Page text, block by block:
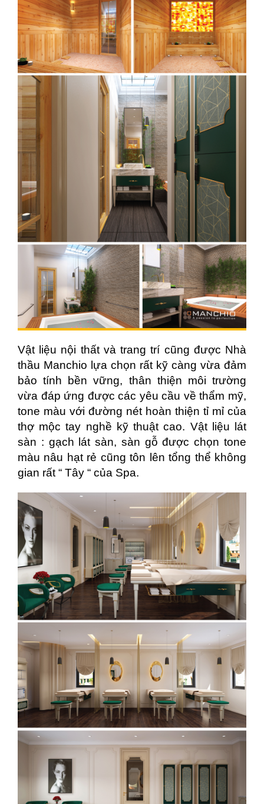
Vật liệu nội thất và trang trí cũng được Nhà
thầu Manchio lựa chọn rất kỹ càng vừa đảm
bảo tính bền vững, thân thiện môi trường
vừa đáp ứng được các yêu cầu về thẩm mỹ,
tone màu với đường nét hoàn thiện tỉ mỉ của
thợ mộc tay nghề kỹ thuật cao. Vật liệu lát
sàn : gạch lát sàn, sàn gỗ được chọn tone
màu nâu hạt rẻ cũng tôn lên tổng thể không
gian rất “ Tây “ của Spa.